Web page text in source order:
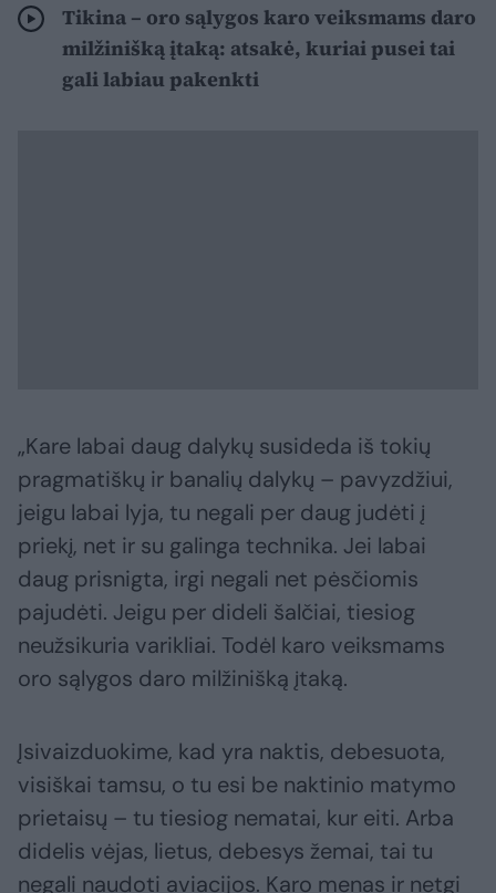
Tikina – oro sąlygos karo veiksmams daro
milžinišką įtaką: atsakė, kuriai pusei tai
gali labiau pakenkti
„Kare labai daug dalykų susideda iš tokių
pragmatiškų ir banalių dalykų – pavyzdžiui,
jeigu labai lyja, tu negali per daug judėti į
priekį, net ir su galinga technika. Jei labai
daug prisnigta, irgi negali net pėsčiomis
pajudėti. Jeigu per dideli šalčiai, tiesiog
neužsikuria varikliai. Todėl karo veiksmams
oro sąlygos daro milžinišką įtaką.
Įsivaizduokime, kad yra naktis, debesuota,
visiškai tamsu, o tu esi be naktinio matymo
prietaisų – tu tiesiog nematai, kur eiti. Arba
didelis vėjas, lietus, debesys žemai, tai tu
negali naudoti aviacijos. Karo menas ir netgi